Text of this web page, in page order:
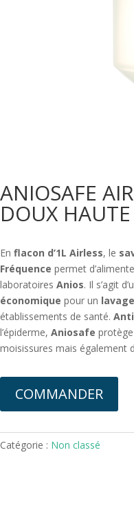
ANIOSAFE
DOUX
En flacon d’1L Airless, le
Fréquence permet
laboratoires Anios. Il s’agit
économique pour un
établissements de santé.
l’épiderme, Aniosafe
moisissures mais également
COMMANDER
Catégorie : Non classé